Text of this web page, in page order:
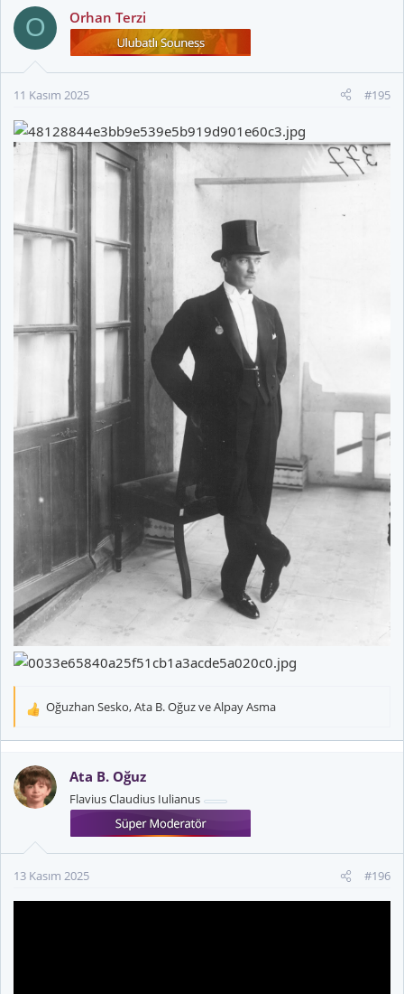
k
i
l
O Orhan Terzi
11 Kasım 2025 #195
T
k
i
l
Oğuzhan Sesko,Ata B. OğuzveAlpay Asma
Ata B. Oğuz
Flavius Claudius Iulianus
13 Kasım 2025 #196